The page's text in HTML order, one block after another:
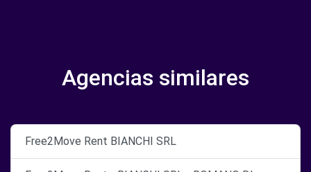
Agencias similares
Free2Move Rent BIANCHI SRL